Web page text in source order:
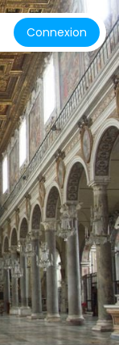
Connexion